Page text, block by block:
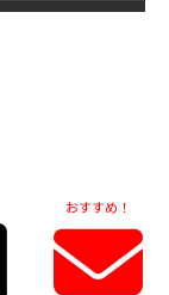
おすすめ！